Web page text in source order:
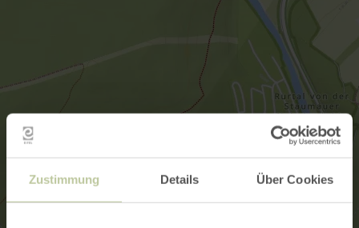
Zustimmung Details Über Cookies